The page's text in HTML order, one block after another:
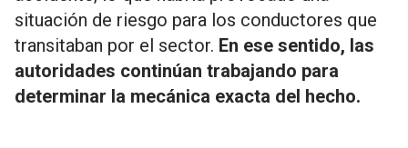
situación de riesgo para los conductores que
transitaban por el sector. En ese sentido, las
autoridades continúan trabajando para
determinar la mecánica exacta del hecho.